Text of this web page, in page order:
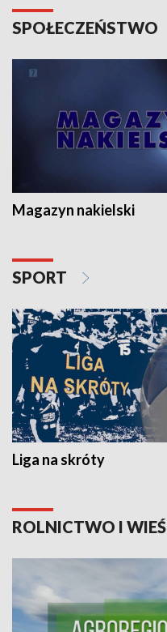
SPOŁECZEŃSTWO
Magazyn nakielski
SPORT
Liga na skróty
ROLNICTWO I WIEŚ